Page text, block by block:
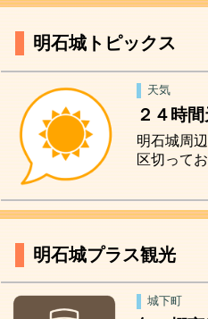
明石城トピックス
天気
２４時
明石城周
区切って
明石城プラス観光
城下町